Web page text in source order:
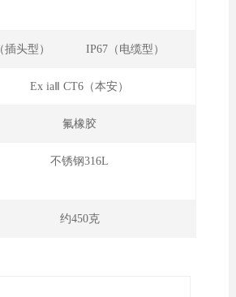
插头型） IP67（电缆型）
Ex iaⅡ CT6（本安）
氟橡胶
不锈钢316L
约450克